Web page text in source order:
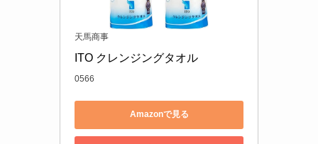
天馬商事
ITO クレンジングタオル
0566
Amazonで見る